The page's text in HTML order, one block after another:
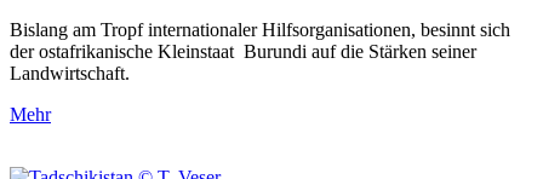
Bislang am Tropf internationaler Hilfsorganisationen, besinnt sich
der ostafrikanische Kleinstaat Burundi auf die Stärken seiner
Landwirtschaft.
Mehr